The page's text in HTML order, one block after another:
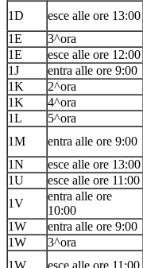
1D
esce alle ore 13:00
1E
3^ora
1E
esce alle ore 12:00
1J
entra alle ore 9:00
1K
2^ora
1K
4^ora
1L
5^ora
1M
entra alle ore 9:00
1N
esce alle ore 13:00
1U
esce alle ore 11:00
1V
entra alle ore
10:00
1W
entra alle ore 9:00
1W
3^ora
1W
esce alle ore 11:00